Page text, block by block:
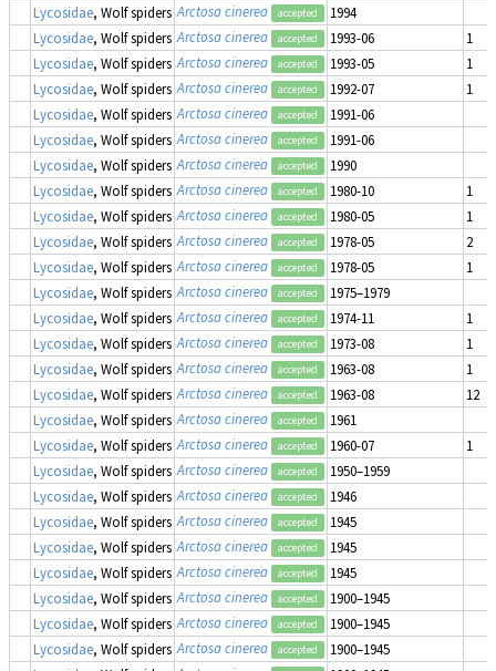
Lycosidae, Wolf spiders Arctosa cinerea accepted
1994
Lycosidae, Wolf spiders Arctosa cinerea accepted 1993-06
1
Lycosidae, Wolf spiders Arctosa cinerea accepted 1993-05
1
Lycosidae, Wolf spiders Arctosa cinerea accepted 1992-07
1
Lycosidae, Wolf spiders Arctosa cinerea accepted
1991-06
Lycosidae, Wolf spiders Arctosa cinerea accepted
1991-06
Lycosidae, Wolf spiders Arctosa cinerea accepted
1990
Lycosidae, Wolf spiders Arctosa cinerea accepted 1980-10
1
Lycosidae, Wolf spiders Arctosa cinerea accepted 1980-05
1
Lycosidae, Wolf spiders Arctosa cinerea accepted 1978-05
2
Lycosidae, Wolf spiders Arctosa cinerea accepted 1978-05
1
Lycosidae, Wolf spiders Arctosa cinerea accepted
1975–1979
Lycosidae, Wolf spiders Arctosa cinerea accepted 1974-11
1
Lycosidae, Wolf spiders Arctosa cinerea accepted 1973-08
1
Lycosidae, Wolf spiders Arctosa cinerea accepted 1963-08
1
Lycosidae, Wolf spiders Arctosa cinerea accepted 1963-08
12
Lycosidae, Wolf spiders Arctosa cinerea accepted
1961
Lycosidae, Wolf spiders Arctosa cinerea accepted 1960-07
1
Lycosidae, Wolf spiders Arctosa cinerea accepted
1950–1959
Lycosidae, Wolf spiders Arctosa cinerea accepted
1946
Lycosidae, Wolf spiders Arctosa cinerea accepted
1945
Lycosidae, Wolf spiders Arctosa cinerea accepted
1945
Lycosidae, Wolf spiders Arctosa cinerea accepted
1945
Lycosidae, Wolf spiders Arctosa cinerea accepted
1900–1945
Lycosidae, Wolf spiders Arctosa cinerea accepted
1900–1945
Lycosidae, Wolf spiders Arctosa cinerea accepted
1900–1945